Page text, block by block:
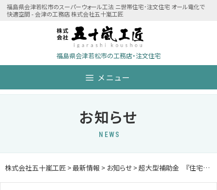
Skip福島県会津若松市のスーパーウォール工法 ニ世帯住宅･注文住宅 オール電化で
快適空間 - 会津の工務店 株式会社五十嵐工匠
福島県会津若松市の工務店・注文住宅
メニュー
お知らせ
NEWS
株式会社五十嵐工匠 >最新情報 > お知らせ >超大型補助金 『住宅省エネ2024』間もなく申請スタートします！